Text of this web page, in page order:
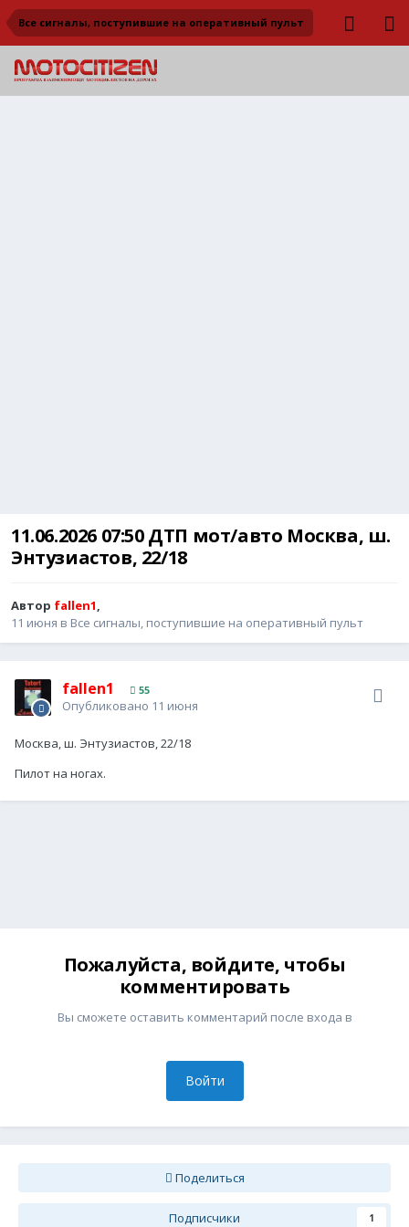
Все сигналы, поступившие на оперативный пульт
11.06.2026 07:50 ДТП мот/авто Москва, ш.
Энтузиастов, 22/18
Автор fallen1,
11 июня в Все сигналы, поступившие на оперативный пульт
fallen1 55
Опубликовано 11 июня
Москва, ш. Энтузиастов, 22/18
Пилот на ногах.
Пожалуйста, войдите, чтобы
комментировать
Вы сможете оставить комментарий после входа в
Войти
Поделиться
Подписчики 1